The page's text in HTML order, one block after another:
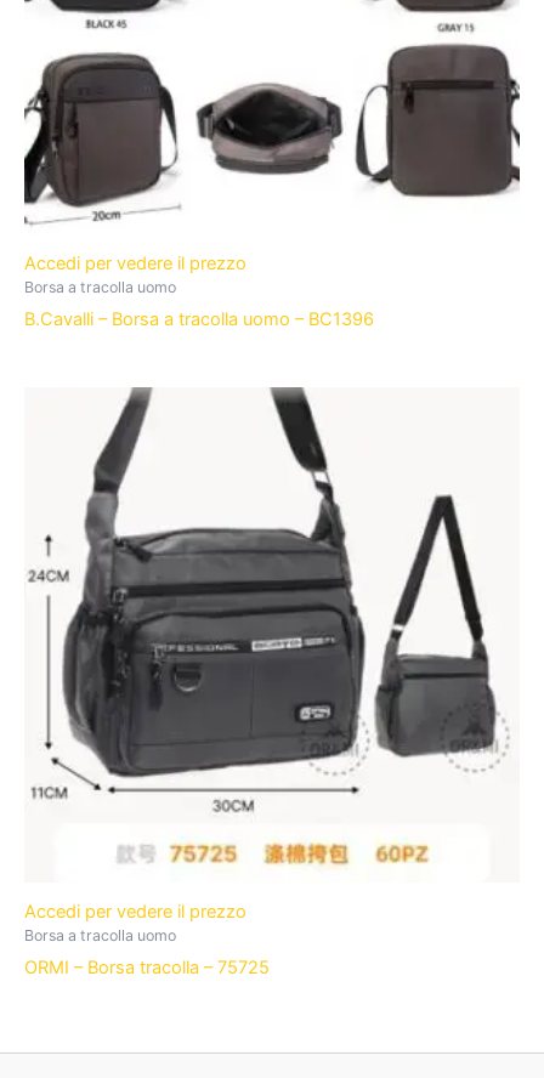
Accedi per vedere il prezzo
Borsa a tracolla uomo
B.Cavalli – Borsa a tracolla uomo – BC1396
Accedi per vedere il prezzo
Borsa a tracolla uomo
ORMI – Borsa tracolla – 75725